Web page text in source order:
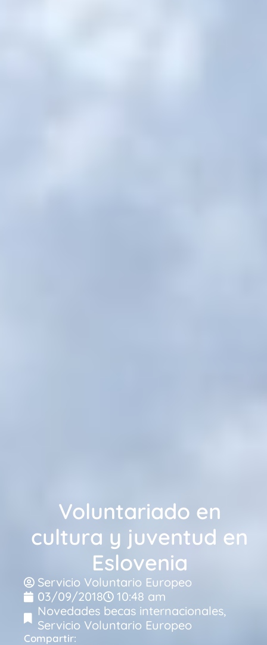
Voluntariado en
cultura y juventud en
Eslovenia
Servicio Voluntario Europeo
03/09/2018
10:48 am
Novedades becas internacionales,
Servicio Voluntario Europeo
Compartir: